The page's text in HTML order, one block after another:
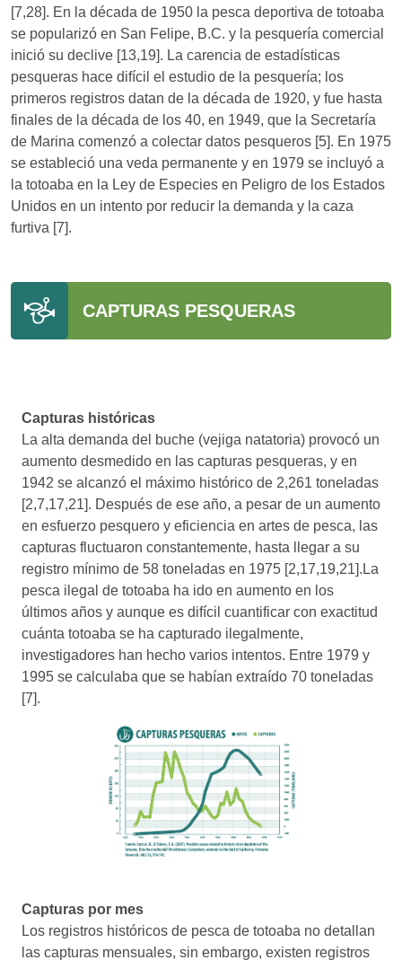
[7,28]. En la década de 1950 la pesca deportiva de totoaba
se popularizó en San Felipe, B.C. y la pesquería comercial
inició su declive [13,19]. La carencia de estadísticas
pesqueras hace difícil el estudio de la pesquería; los
primeros registros datan de la década de 1920, y fue hasta
finales de la década de los 40, en 1949, que la Secretaría
de Marina comenzó a colectar datos pesqueros [5]. En 1975
se estableció una veda permanente y en 1979 se incluyó a
la totoaba en la Ley de Especies en Peligro de los Estados
Unidos en un intento por reducir la demanda y la caza
furtiva [7].
CAPTURAS PESQUERAS
Capturas históricas
La alta demanda del buche (vejiga natatoria) provocó un
aumento desmedido en las capturas pesqueras, y en
1942 se alcanzó el máximo histórico de 2,261 toneladas
[2,7,17,21]. Después de ese año, a pesar de un aumento
en esfuerzo pesquero y eficiencia en artes de pesca, las
capturas fluctuaron constantemente, hasta llegar a su
registro mínimo de 58 toneladas en 1975 [2,17,19,21].La
pesca ilegal de totoaba ha ido en aumento en los
últimos años y aunque es difícil cuantificar con exactitud
cuánta totoaba se ha capturado ilegalmente,
investigadores han hecho varios intentos. Entre 1979 y
1995 se calculaba que se habían extraído 70 toneladas
[7].
Capturas por mes
Los registros históricos de pesca de totoaba no detallan
las capturas mensuales, sin embargo, existen registros